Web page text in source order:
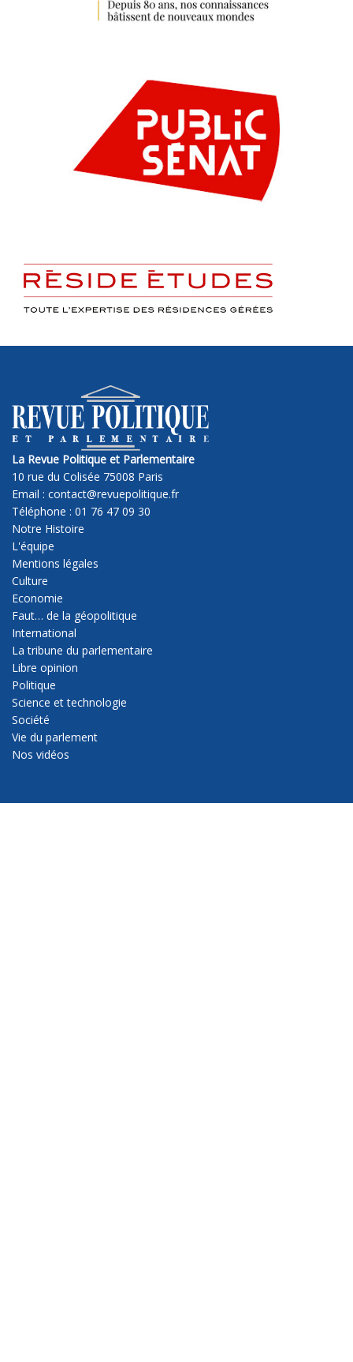
La Revue Politique et Parlementaire
10 rue du Colisée 75008 Paris
Email : contact@revuepolitique.fr
Téléphone : 01 76 47 09 30
Notre Histoire
L'équipe
Mentions légales
Culture
Economie
Faut… de la géopolitique
International
La tribune du parlementaire
Libre opinion
Politique
Science et technologie
Société
Vie du parlement
Nos vidéos